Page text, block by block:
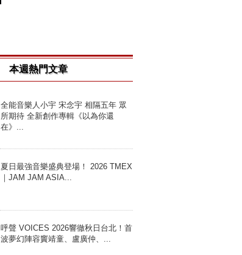
本週熱門文章
全能音樂人小宇 宋念宇 相隔五年 眾
所期待 全新創作專輯《以為你還
在》...
夏日最強音樂盛典登場！ 2026 TMEX
｜JAM JAM ASIA...
呼聲 VOICES 2026響徹秋日台北！首
波夢幻陣容竇靖童、盧廣仲、...